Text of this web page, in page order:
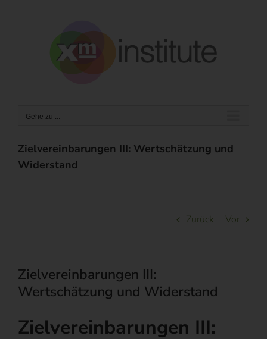
Gehe zu ...
Zielvereinbarungen III: Wertschätzung und
Widerstand
Zurück Vor
Zielvereinbarungen III:
Wertschätzung und Widerstand
Zielvereinbarungen III: